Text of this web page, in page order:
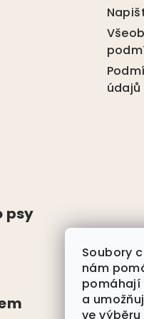
Soubory
nám
pomáhají
a
ve
údajů
psy